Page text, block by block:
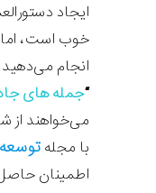
ایجاد
خوب است، اما
انجام می‌دهید
“جمله های
می‌خواهند از
با مجله
اطمینان حاصل